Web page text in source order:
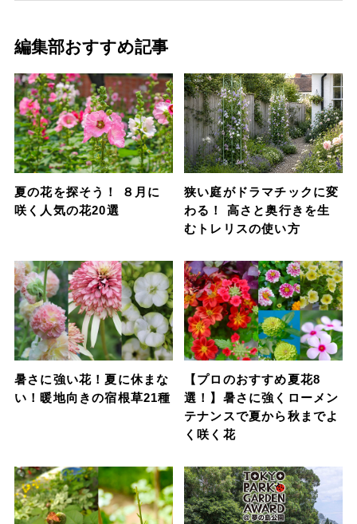
編集部おすすめ記事
夏の花を探そう！ ８月に
咲く人気の花20選
狭い庭がドラマチックに変
わる！ 高さと奥行きを生
むトレリスの使い方
暑さに強い花！夏に休まな
い！暖地向きの宿根草21種
【プロのおすすめ夏花8
選！】暑さに強くローメン
テナンスで夏から秋までよ
く咲く花